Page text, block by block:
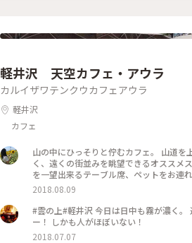
軽井沢 天空カフェ・アウラ
カルイザワテンクウカフェアウラ
軽井沢
カフェ
山の中にひっそりと佇むカフェ。 山道を
く、遠くの街並みを眺望できるオススメ
を一望出来るテーブル席、ペットをお連
ごすにはもってこいのカフェです。
2018.08.09
#雲の上#軽井沢 今日は日中も霧が濃く。 途
ー！ しかも人がほぼいない！
2018.07.07